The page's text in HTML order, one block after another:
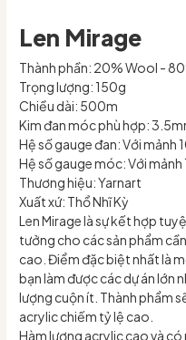
Len Mirage
Thành phần: 20% Wool -
Trọng lượng: 150g
Chiều dài: 500m
Kim đan móc phù hợp:
Hệ số gauge đan: Với mảnh
Hệ số gauge móc: Với mảnh
Thương hiệu: Yarnart
Xuất xứ: Thổ Nhĩ Kỳ
Len Mirage là sự kết hợp
tưởng cho các sản phẩm
cao. Điểm đặc biệt nhất là
bạn làm được các dự án lớn
lượng cuộn ít. Thành phẩm
acrylic chiếm tỷ lệ cao.
Hàm lượng acrylic cao và